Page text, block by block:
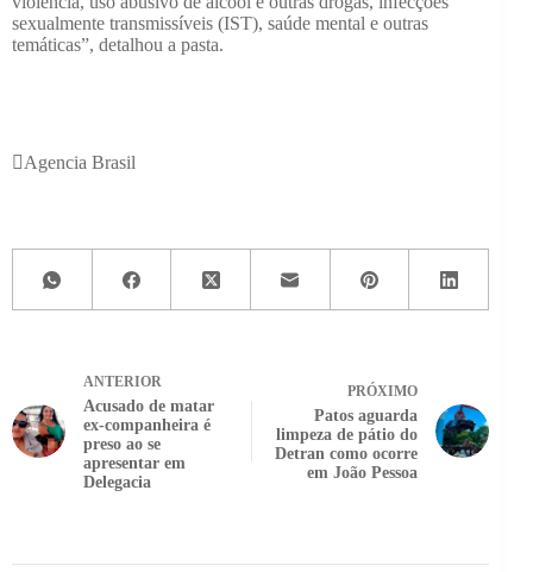
sexualmente transmissíveis (IST), saúde mental e outras
temáticas”, detalhou a pasta.
Agencia Brasil
ANTERIOR
Acusado de matar
ex-companheira é
preso ao se
apresentar em
Delegacia
PRÓXIMO
Patos aguarda
limpeza de pátio do
Detran como ocorre
em João Pessoa